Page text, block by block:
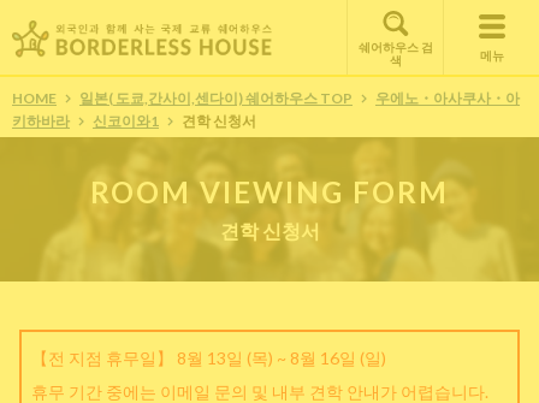
쉐어하우스 검
색
메뉴
HOME 일본( 도쿄,간사이,센다이) 쉐어하우스 TOP
우에노・아사쿠사・아
키하바라
신코이와1 견학 신청서
ROOM VIEWING FORM
견학 신청서
【전 지점 휴무일】 8월 13일 (목) ~ 8월 16일 (일)
휴무 기간 중에는 이메일 문의 및 내부 견학 안내가 어렵습니다.